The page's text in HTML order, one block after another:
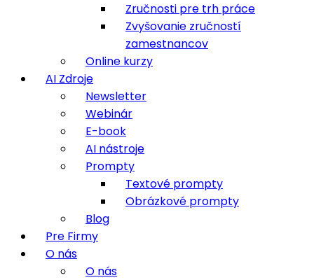
Zručnosti pre trh práce
Zvyšovanie zručností
zamestnancov
Online kurzy
AI Zdroje
Newsletter
Webinár
E-book
AI nástroje
Prompty
Textové prompty
Obrázkové prompty
Blog
Pre Firmy
O nás
O nás